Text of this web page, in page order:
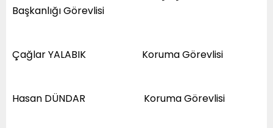
Başkanlığı Görevlisi
Çağlar YALABIK Koruma Görevlisi
Hasan DÜNDAR Koruma Görevlisi